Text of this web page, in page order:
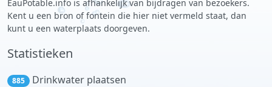
EauPotable.info is afhankelijk van bijdragen van bezoekers.
Kent u een bron of fontein die hier niet vermeld staat, dan
kunt u een waterplaats doorgeven.
Statistieken
885 Drinkwater plaatsen